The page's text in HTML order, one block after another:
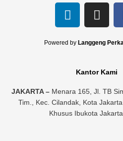
L
i
k
n
I
n
t
g
a
m
Powered by Langgeng
Kantor Kami
JAKARTA –Menara 165, Jl. TB
Tim., Kec. Cilandak, Kota
Khusus Ibukota